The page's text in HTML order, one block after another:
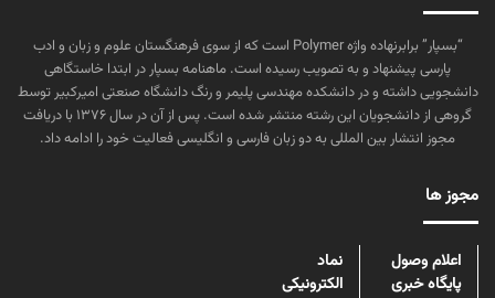
“بسپار” برابرنهاده واژه Polymer است که از سوی فرهنگستان علوم و زبان و ادب
پارسی پیشنهاد و به تصویب رسیده است. ماهنامه بسپار در ابتدا خاستگاهی
دانشجویی داشته و در دانشکده مهندسی پلیمر و رنگ دانشگاه صنعتی امیرکبیر توسط
گروهی از دانشجویان این رشته منتشر شده است. پس از آن در سال ۱۳۷۶ با دریافت
مجوز انتشار بین المللی به دو زبان فارسی و انگلیسی فعالیت خود را ادامه داد.
مجوز ها
اعلام وصول
پایگاه خبری
نماد
الکترونیکی